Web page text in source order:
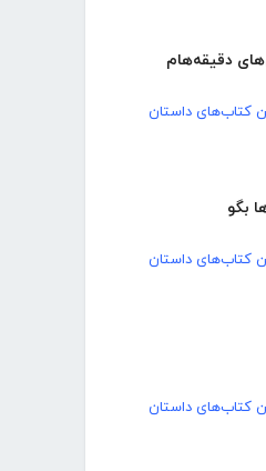
دقیقه‌هام
کتاب‌های داستان
بگو
کتاب‌های داستان
کتاب‌های داستان